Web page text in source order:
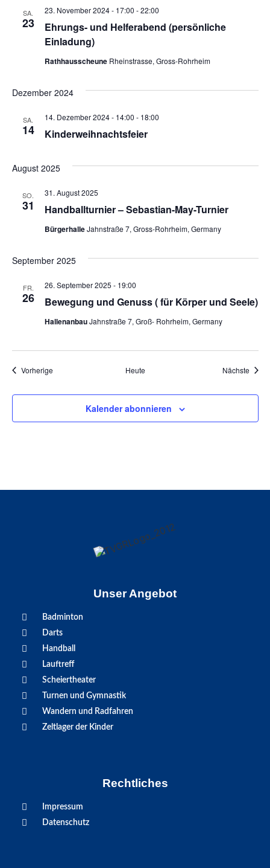
SA.
23
Ehrungs- und Helferabend (persönliche
Einladung)
23. November 2024 - 17:00 -22:00
Rathhausscheune Rheinstrasse, Gross-Rohrheim
Dezember 2024
SA.
14 Kinderweihnachtsfeier
14. Dezember 2024 - 14:00 - 18:00
August 2025
SO.
31 Handballturnier – Sebastian-May-Turnier
31. August 2025
BürgerhalleJahnstraße 7, Gross-Rohrheim, Germany
September 2025
FR.
26 Bewegung und Genuss ( für Körper und Seele)
26. September 2025 - 19:00
HallenanbauJahnstraße 7, Groß- Rohrheim, Germany
VorherigeVeranstaltungen Heute Nächste
Kalender abonnieren
Unser Angebot
Badminton
Darts
Handball
Lauftreff
Scheiertheater
Turnen und Gymnastik
Wandern und Radfahren
Zeltlager der Kinder
Rechtliches
Impressum
Datenschutz